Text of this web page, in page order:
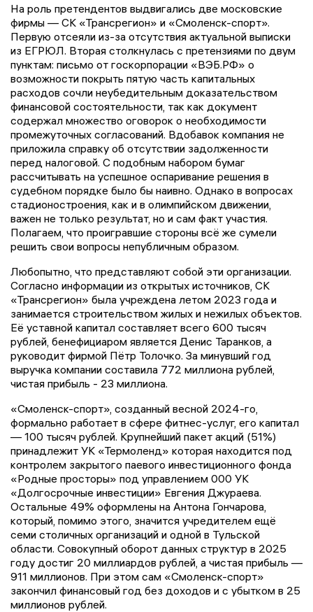
На роль претендентов выдвигались две московские
фирмы — СК «Трансрегион» и «Смоленск-спорт».
Первую отсеяли из-за отсутствия актуальной выписки
из ЕГРЮЛ. Вторая столкнулась с претензиями по двум
пунктам: письмо от госкорпорации «ВЭБ.РФ» о
возможности покрыть пятую часть капитальных
расходов сочли неубедительным доказательством
финансовой состоятельности, так как документ
содержал множество оговорок о необходимости
промежуточных согласований. Вдобавок компания не
приложила справку об отсутствии задолженности
перед налоговой. С подобным набором бумаг
рассчитывать на успешное оспаривание решения в
судебном порядке было бы наивно. Однако в вопросах
стадионостроения, как и в олимпийском движении,
важен не только результат, но и сам факт участия.
Полагаем, что проигравшие стороны всё же сумели
решить свои вопросы непубличным образом.
Любопытно, что представляют собой эти организации.
Согласно информации из открытых источников, СК
«Трансрегион» была учреждена летом 2023 года и
занимается строительством жилых и нежилых объектов.
Её уставной капитал составляет всего 600 тысяч
рублей, бенефициаром является Денис Таранков, а
руководит фирмой Пётр Толочко. За минувший год
выручка компании составила 772 миллиона рублей,
чистая прибыль - 23 миллиона.
«Смоленск-спорт», созданный весной 2024-го,
формально работает в сфере фитнес-услуг, его капитал
— 100 тысяч рублей. Крупнейший пакет акций (51%)
принадлежит УК «Термоленд» которая находится под
контролем закрытого паевого инвестиционного фонда
«Родные просторы» под управлением 000 УК
«Долгосрочные инвестиции» Евгения Джураева.
Остальные 49% оформлены на Антона Гончарова,
который, помимо этого, значится учредителем ещё
семи столичных организаций и одной в Тульской
области. Совокупный оборот данных структур в 2025
году достиг 20 миллиардов рублей, а чистая прибыль —
911 миллионов. При этом сам «Смоленск-спорт»
закончил финансовый год без доходов и с убытком в 25
миллионов рублей.